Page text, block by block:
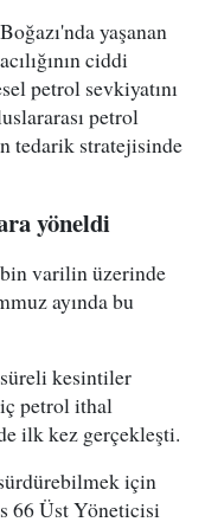
yaşanan
ciddi
petrol sevkiyatını
petrol
tedarik stratejisinde
yöneldi
varilin üzerinde
ayında bu
kesintiler
petrol ithal
ilk kez gerçekleşti.
için
66 Üst Yöneticisi